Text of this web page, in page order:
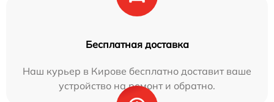
Бесплатная доставка
Наш курьер в Кирове бесплатно доставит ваше
устройство на ремонт и обратно.